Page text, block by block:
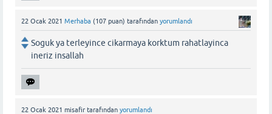
22 Ocak 2021 Merhaba (107 puan) tarafından yorumlandı
Soguk ya terleyince cikarmaya korktum rahatlayinca
ineriz insallah
22 Ocak 2021 misafir tarafından yorumlandı